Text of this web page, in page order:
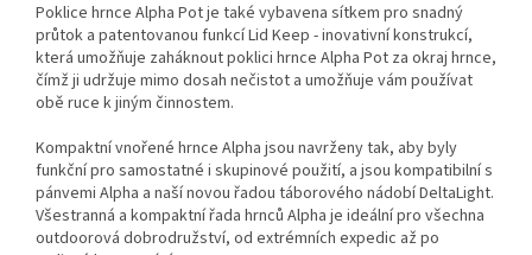
Poklice hrnce Alpha Pot je také vybavena sítkem pro snadný
průtok a patentovanou funkcí Lid Keep - inovativní konstrukcí,
která umožňuje zaháknout poklici hrnce Alpha Pot za okraj hrnce,
čímž ji udržuje mimo dosah nečistot a umožňuje vám používat
obě ruce k jiným činnostem.
Kompaktní vnořené hrnce Alpha jsou navrženy tak, aby byly
funkční pro samostatné i skupinové použití, a jsou kompatibilní s
pánvemi Alpha a naší novou řadou táborového nádobí DeltaLight.
Všestranná a kompaktní řada hrnců Alpha je ideální pro všechna
outdoorová dobrodružství, od extrémních expedic až po